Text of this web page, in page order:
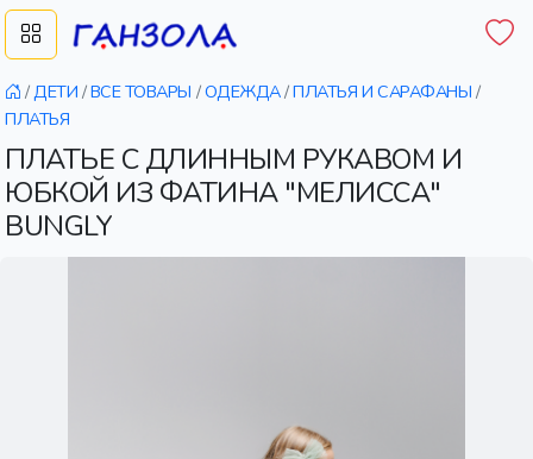
/ДЕТИ /ВСЕ ТОВАРЫ /ОДЕЖДА/ПЛАТЬЯ И САРАФАНЫ /
ПЛАТЬЯ
ПЛАТЬЕ С ДЛИННЫМ РУКАВОМ И
ЮБКОЙ ИЗ ФАТИНА "МЕЛИССА"
BUNGLY